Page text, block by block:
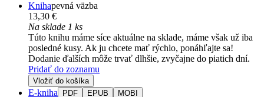
Knihapevná väzba
13,30 €
Na sklade 1 ks
Túto knihu máme síce aktuálne na sklade, máme však už iba
posledné kusy. Ak ju chcete mať rýchlo, ponáhľajte sa!
Dodanie ďalších môže trvať dlhšie, zvyčajne do piatich dní.
Pridať do zoznamu
Vložiť do košíka
E-kniha PDF EPUB MOBI